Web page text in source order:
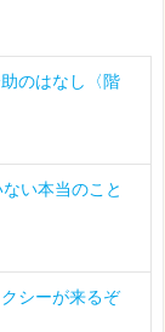
のはなし〈階
い本当のこと
シーが来るぞ